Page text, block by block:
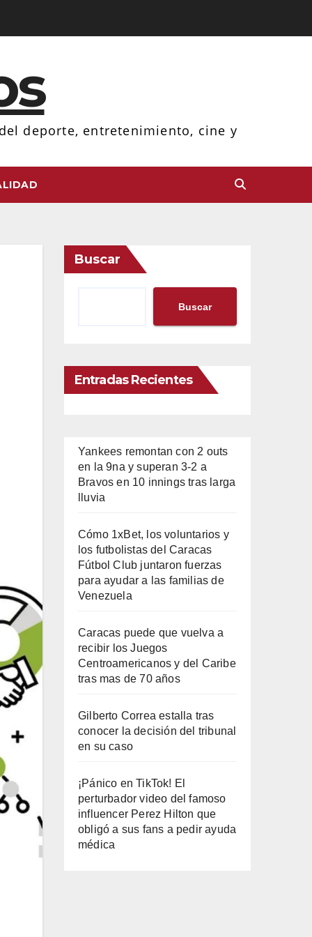
deporte, entretenimiento, cine y
Buscar
Buscar
Entradas Recientes
Yankees remontan con 2 outs
en la 9na y superan 3-2 a
Bravos en 10 innings tras larga
lluvia
Cómo 1xBet, los voluntarios y
los futbolistas del Caracas
Fútbol Club juntaron fuerzas
para ayudar a las familias de
Venezuela
Caracas puede que vuelva a
recibir los Juegos
Centroamericanos y del Caribe
tras mas de 70 años
Gilberto Correa estalla tras
conocer la decisión del tribunal
en su caso
¡Pánico en TikTok! El
perturbador video del famoso
influencer Perez Hilton que
obligó a sus fans a pedir ayuda
médica